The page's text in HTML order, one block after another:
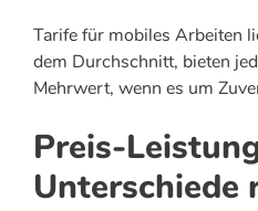
Tarife für mobiles Arbeiten
dem Durchschnitt, bieten
Mehrwert, wenn es um
Preis-
Unterschiede